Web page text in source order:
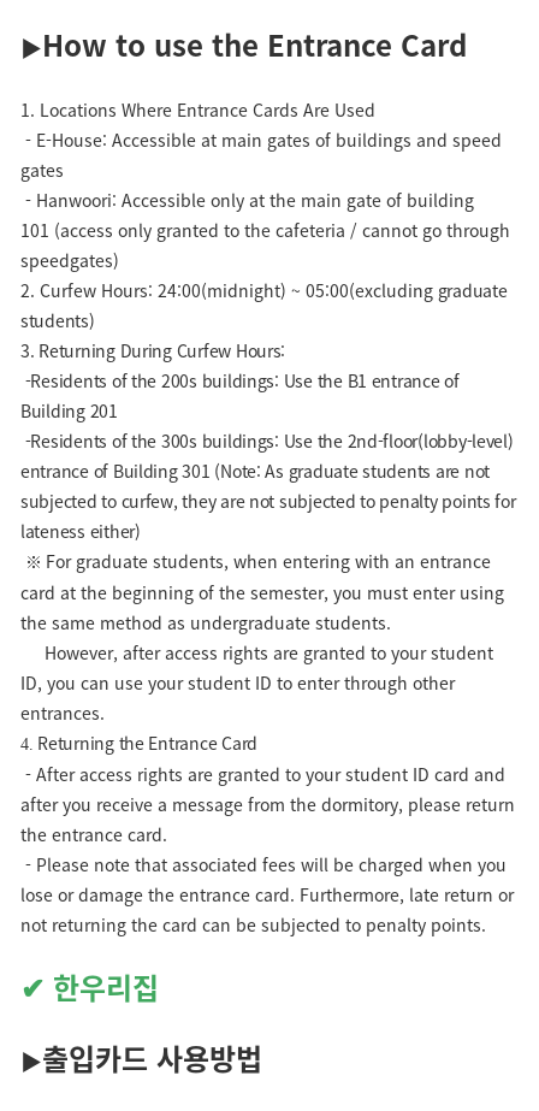
▶How to use the Entrance Card
1. Locations Where Entrance Cards Are Used
- E-House: Accessible at main gates of buildings and speed
gates
- Hanwoori: Accessible only at the main gate of building
101 (access only granted to the cafeteria / cannot go through
speedgates)
2. Curfew Hours: 24:00(midnight) ~ 05:00(excluding graduate
students)
3. Returning During Curfew Hours:
-Residents of the 200s buildings: Use the B1 entrance of
Building 201
-Residents of the 300s buildings: Use the 2nd-floor(lobby-level)
entrance of Building 301 (Note: As graduate students are not
subjected to curfew, they are not subjected to penalty points for
lateness either)
※ For graduate students, when entering with an entrance
card at the beginning of the semester, you must enter using
the same method as undergraduate students.
However, after access rights are granted to your student
ID, you can use your student ID to enter through other
entrances.
4. Returning the Entrance Card
- After access rights are granted to your student ID card and
after you receive a message from the dormitory, please return
the entrance card.
- Please note that associated fees will be charged when you
lose or damage the entrance card. Furthermore, late return or
not returning the card can be subjected to penalty points.
✔ 한우리집
▶출입카드 사용방법